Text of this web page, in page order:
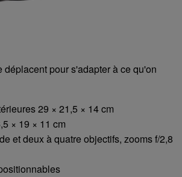
déplacent pour s'adapter à ce qu'on
29 × 21,5 × 14 cm
× 19 × 11 cm
et deux à quatre objectifs, zooms f/2,8